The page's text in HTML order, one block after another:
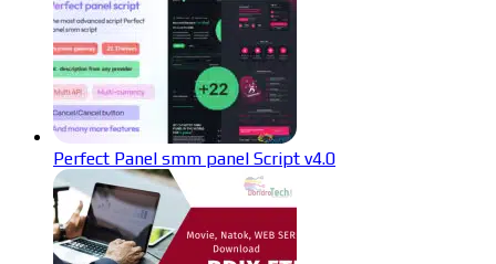
Perfect Panel smm panel Script v4.0